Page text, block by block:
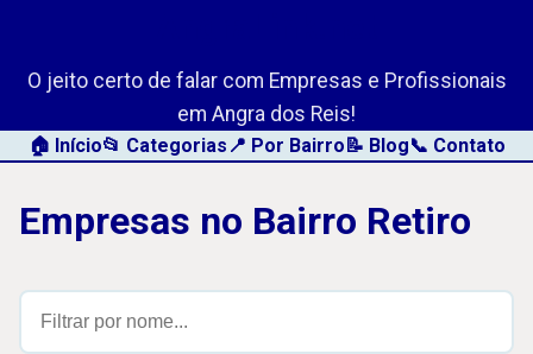
O jeito certo de falar com Empresas e Profissionais
em Angra dos Reis!
🏠 Início📂 Categorias 📍 Por Bairro📝 Blog📞 Contato
Empresas no Bairro Retiro